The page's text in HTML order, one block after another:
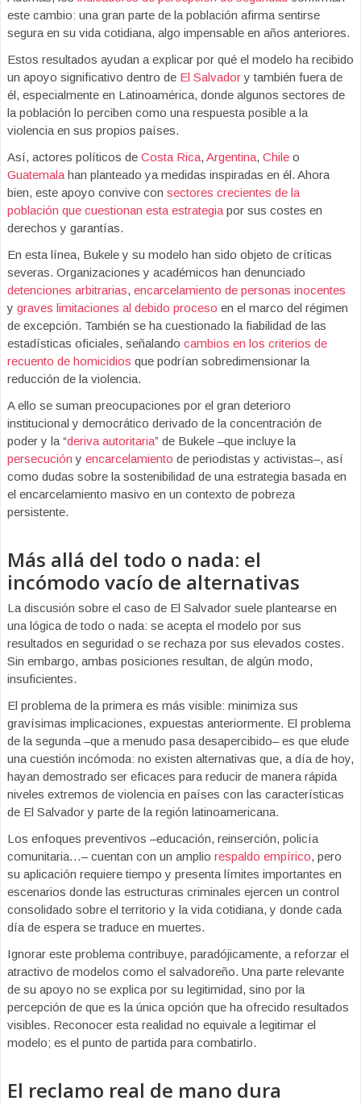
este cambio: una gran parte de la población afirma sentirse
segura en su vida cotidiana, algo impensable en años anteriores.
Estos resultados ayudan a explicar por qué el modelo ha recibido
un apoyo significativo dentro de El Salvadory también fuera de
él, especialmente en Latinoamérica, donde algunos sectores de
la población lo perciben como una respuesta posible a la
violencia en sus propios países.
Así, actores políticos de Costa Rica, Argentina, Chile o
Guatemala han planteado ya medidas inspiradas en él. Ahora
bien, este apoyo convive con sectores crecientes de la
población que cuestionan esta estrategia por sus costes en
derechos y garantías.
En esta línea, Bukele y su modelo han sido objeto de críticas
severas. Organizaciones y académicos han denunciado
detenciones arbitrarias, encarcelamiento de personas inocentes
y graves limitaciones al debido proceso en el marco del régimen
de excepción. También se ha cuestionado la fiabilidad de las
estadísticas oficiales, señalando cambios en los criterios de
recuento de homicidios que podrían sobredimensionar la
reducción de la violencia.
A ello se suman preocupaciones por el gran deterioro
institucional y democrático derivado de la concentración de
poder y la “deriva autoritaria” de Bukele –que incluye la
persecución y encarcelamiento de periodistas y activistas–, así
como dudas sobre la sostenibilidad de una estrategia basada en
el encarcelamiento masivo en un contexto de pobreza
persistente.
Más allá del todo o nada: el
incómodo vacío de alternativas
La discusión sobre el caso de El Salvador suele plantearse en
una lógica de todo o nada: se acepta el modelo por sus
resultados en seguridad o se rechaza por sus elevados costes.
Sin embargo, ambas posiciones resultan, de algún modo,
insuficientes.
El problema de la primera es más visible: minimiza sus
gravísimas implicaciones, expuestas anteriormente. El problema
de la segunda –que a menudo pasa desapercibido– es que elude
una cuestión incómoda: no existen alternativas que, a día de hoy,
hayan demostrado ser eficaces para reducir de manera rápida
niveles extremos de violencia en países con las características
de El Salvador y parte de la región latinoamericana.
Los enfoques preventivos –educación, reinserción, policía
comunitaria…– cuentan con un amplio respaldo empírico, pero
su aplicación requiere tiempo y presenta límites importantes en
escenarios donde las estructuras criminales ejercen un control
consolidado sobre el territorio y la vida cotidiana, y donde cada
día de espera se traduce en muertes.
Ignorar este problema contribuye, paradójicamente, a reforzar el
atractivo de modelos como el salvadoreño. Una parte relevante
de su apoyo no se explica por su legitimidad, sino por la
percepción de que es la única opción que ha ofrecido resultados
visibles. Reconocer esta realidad no equivale a legitimar el
modelo; es el punto de partida para combatirlo.
El reclamo real de mano dura